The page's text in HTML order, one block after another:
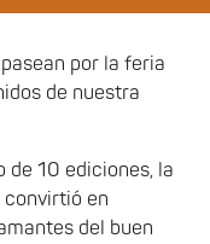
por la feria
de nuestra
de 10 ediciones, la
convirtió en
del buen